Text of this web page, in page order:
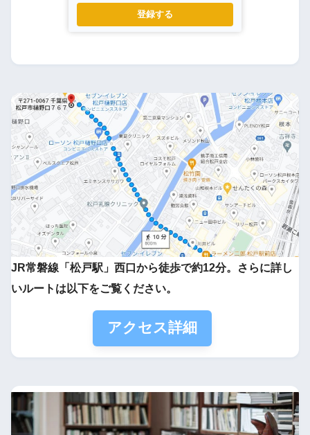
登録する
JR常磐線「松戸駅」西口から徒歩で約12分。さらに詳し
いルートは以下をご覧ください。
アクセス詳細